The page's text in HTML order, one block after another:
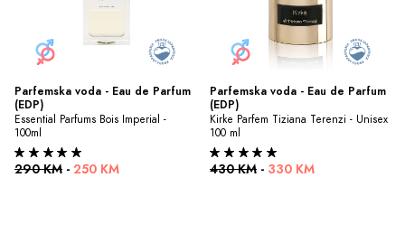
Parfemska voda - Eau de Parfum
(EDP)
Essential Parfums Bois Imperial -
100ml
290 KM - 250 KM
Parfemska voda - Eau de Parfum
(EDP)
Kirke Parfem Tiziana Terenzi - Unisex
100 ml
430 KM - 330 KM